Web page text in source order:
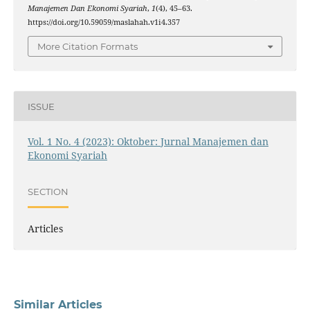
Manajemen Dan Ekonomi Syariah, 1(4), 45–63.
https://doi.org/10.59059/maslahah.v1i4.357
More Citation Formats
ISSUE
Vol. 1 No. 4 (2023): Oktober: Jurnal Manajemen dan
Ekonomi Syariah
SECTION
Articles
Similar Articles